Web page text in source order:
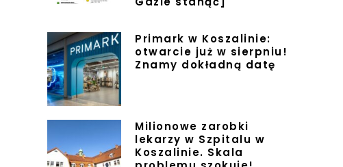
Primark w Koszalinie:
otwarcie już w sierpniu!
Znamy dokładną datę
Milionowe zarobki
lekarzy w Szpitalu w
Koszalinie. Skala